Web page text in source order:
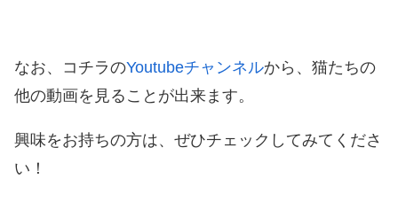
なお、コチラのYoutubeチャンネルから、猫たちの
他の動画を見ることが出来ます。
興味をお持ちの方は、ぜひチェックしてみてくださ
い！